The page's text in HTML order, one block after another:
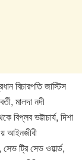
বিচারপতি জাস্টিস
মালদা নদী
বিপ্লব ভট্টাচার্য, দিশা
আইনজীবী
ট্রি সেভ ওয়ার্ল্ড,